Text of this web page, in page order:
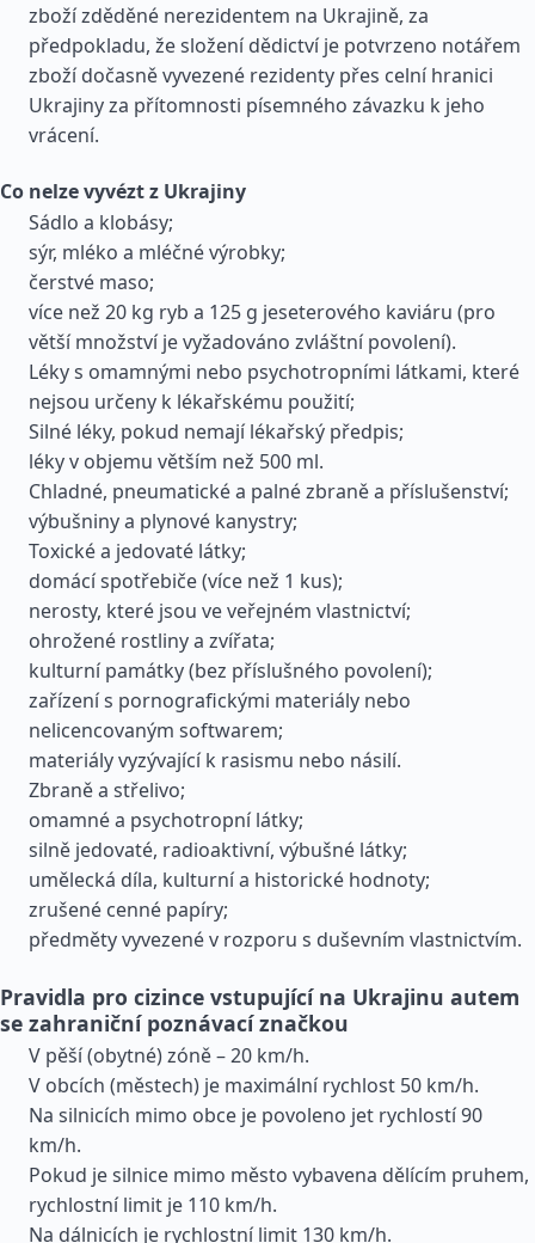
zboží zděděné nerezidentem na Ukrajině, za
předpokladu, že složení dědictví je potvrzeno notářem
zboží dočasně vyvezené rezidenty přes celní hranici
Ukrajiny za přítomnosti písemného závazku k jeho
vrácení.
Co nelze vyvézt z Ukrajiny
Sádlo a klobásy;
sýr, mléko a mléčné výrobky;
čerstvé maso;
více než 20 kg ryb a 125 g jeseterového kaviáru (pro
větší množství je vyžadováno zvláštní povolení).
Léky s omamnými nebo psychotropními látkami, které
nejsou určeny k lékařskému použití;
Silné léky, pokud nemají lékařský předpis;
léky v objemu větším než 500 ml.
Chladné, pneumatické a palné zbraně a příslušenství;
výbušniny a plynové kanystry;
Toxické a jedovaté látky;
domácí spotřebiče (více než 1 kus);
nerosty, které jsou ve veřejném vlastnictví;
ohrožené rostliny a zvířata;
kulturní památky (bez příslušného povolení);
zařízení s pornografickými materiály nebo
nelicencovaným softwarem;
materiály vyzývající k rasismu nebo násilí.
Zbraně a střelivo;
omamné a psychotropní látky;
silně jedovaté, radioaktivní, výbušné látky;
umělecká díla, kulturní a historické hodnoty;
zrušené cenné papíry;
předměty vyvezené v rozporu s duševním vlastnictvím.
Pravidla pro cizince vstupující na Ukrajinu autem
se zahraniční poznávací značkou
V pěší (obytné) zóně – 20 km/h.
V obcích (městech) je maximální rychlost 50 km/h.
Na silnicích mimo obce je povoleno jet rychlostí 90
km/h.
Pokud je silnice mimo město vybavena dělícím pruhem,
rychlostní limit je 110 km/h.
Na dálnicích je rychlostní limit 130 km/h.